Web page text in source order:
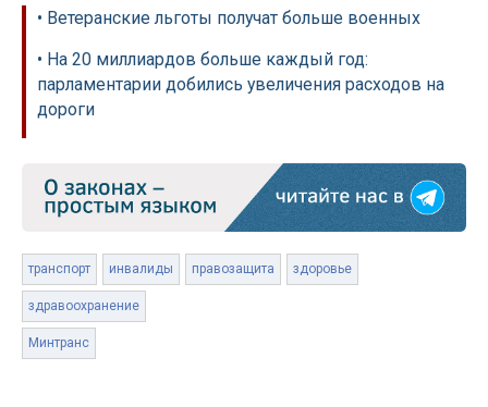
• Ветеранские льготы получат больше военных
• На 20 миллиардов больше каждый год:
парламентарии добились увеличения расходов на
дороги
транспорт инвалиды правозащита здоровье
здравоохранение
Минтранс